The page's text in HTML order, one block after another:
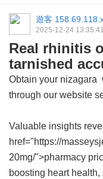
遊客
2025-12-24 13:35:41
Real rhinitis
tarnished
Obtain your nizagara
through our website
Valuable insights
href="https://
20mg/">pharmacy
boosting heart